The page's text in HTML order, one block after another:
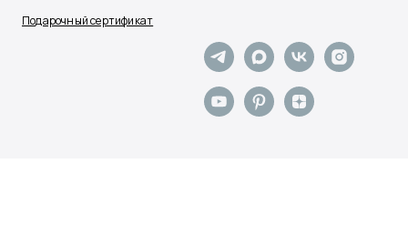
Подарочный сертификат